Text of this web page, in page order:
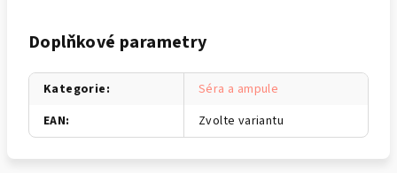
Doplňkové parametry
Kategorie:
Séra a ampule
EAN: Zvolte variantu